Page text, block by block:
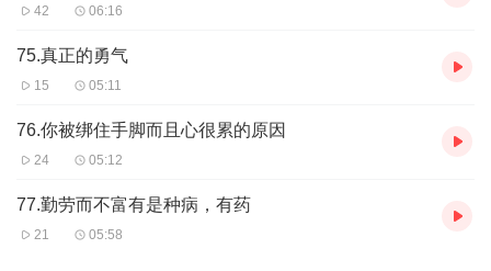
42 06:16
75.真正的勇气
15 05:11
76.你被绑住手脚而且心很累的原因
24 05:12
77.勤劳而不富有是种病，有药
21 05:58